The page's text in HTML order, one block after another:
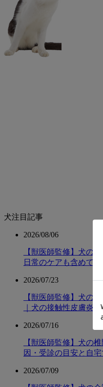
犬注目記事
2026/08/06
【獣医師監修】犬の
日常のケアも含めて解
2026/07/23
【獣医師監修】犬の
｜犬の接触性皮膚炎
2026/07/16
【獣医師監修】犬の
因・受診の目安と自
2026/07/09